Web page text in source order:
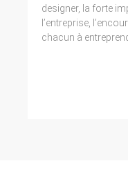
designer, la forte
l’entreprise,
chacun à